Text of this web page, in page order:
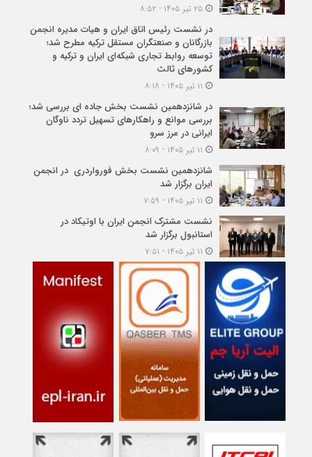
۲۵ تیر ۱۴۰۵ - ۸:۵۲
در نشست رئیس اتاق ایران و هیات مدیره انجمن
بازرگانان و صنعتگران مستقل ترکیه مطرح شد؛
توسعه روابط تجاری شبکه‌ای ایران و ترکیه و
کشورهای ثالث
در شانزدهمین نشست بخش جاده ای بررسی شد؛
بررسی موانع و راهکارهای تسهیل تردد ناوگان
ایرانی در مرز سرو
شانزدهمین نشست بخش فورواردری در انجمن
ایران برگزار شد
نشست مشترک انجمن ایران با اوتیکاد در
استانبول برگزار شد